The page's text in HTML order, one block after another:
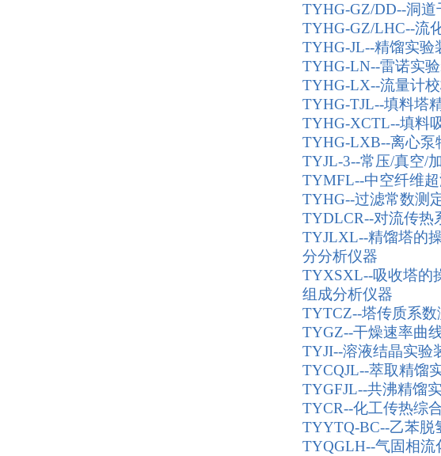
TYHG-GZ/DD--洞
TYHG-GZ/LHC--流
TYHG-JL--精馏实验
TYHG-LN--雷诺实
TYHG-LX--流量计
TYHG-TJL--填料塔
TYHG-XCTL--填料
TYHG-LXB--离心泵
TYJL-3--常压/真空/
TYMFL--中空纤维
TYHG--过滤常数测
TYDLCR--对流传热
TYJLXL--精馏塔的
分分析仪器
TYXSXL--吸收塔的
组成分析仪器
TYTCZ--塔传质系
TYGZ--干燥速率曲
TYJI--溶液结晶实验
TYCQJL--萃取精馏
TYGFJL--共沸精馏
TYCR--化工传热综
TYYTQ-BC--乙苯脱
TYQGLH--气固相流